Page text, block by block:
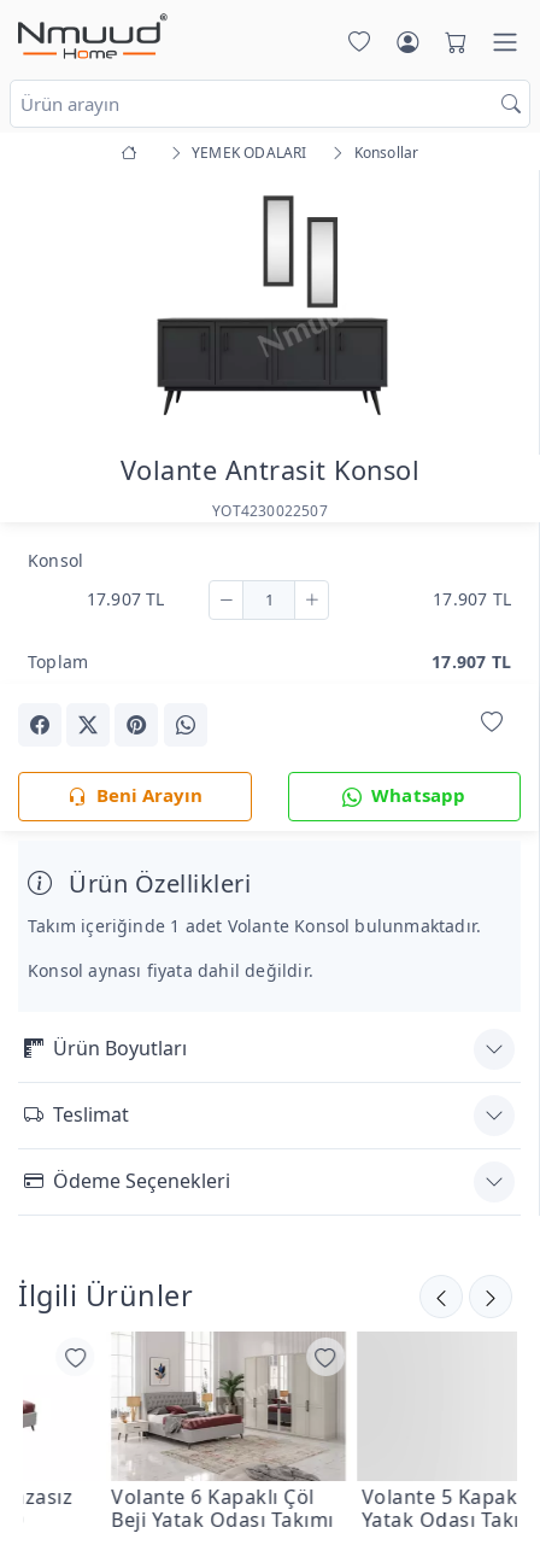
YEMEK ODALARI Konsollar
Volante Antrasit Konsol
YOT4230022507
Konsol
17.907 TL
17.907 TL
Toplam 17.907 TL
Beni Arayın Whatsapp
Ürün Özellikleri
Takım içeriğinde 1 adet Volante Konsol bulunmaktadır.
Konsol aynası fiyata dahil değildir.
Ürün Boyutları
Teslimat
Ödeme Seçenekleri
İlgili Ürünler
Volante 6 Kapaklı Çöl
Beji Yatak Odası Takımı
Volante 5 Kapaklı Beyaz
Yatak Odası Takımı